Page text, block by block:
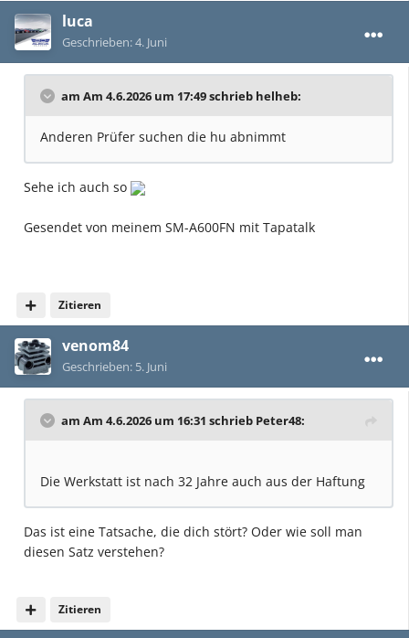
luca
Geschrieben:4. Juni
am Am 4.6.2026 um 17:49 schrieb helheb:
Anderen Prüfer suchen die hu abnimmt
Sehe ich auch so
Gesendet von meinem SM-A600FN mit Tapatalk
Zitieren
venom84
Geschrieben: 5. Juni
am Am 4.6.2026 um 16:31 schrieb Peter48:
Die Werkstatt ist nach 32 Jahre auch aus der Haftung
Das ist eine Tatsache, die dich stört? Oder wie soll man
diesen Satz verstehen?
Zitieren